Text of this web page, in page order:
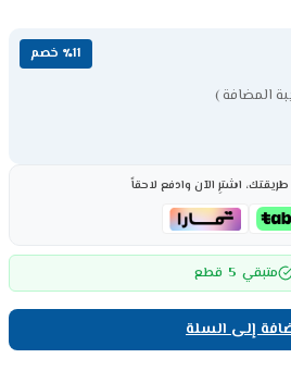
٪11 خصم
المضافة )
اشترِ الآن وادفع لاحقاً
متبقي 5 قطع
إلى السلة